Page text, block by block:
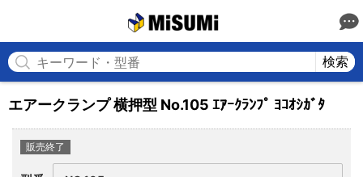
検索
エアークランプ 横押型 No.105 ｴｱｰｸﾗﾝﾌﾟ ﾖｺｵｼｶﾞﾀ
販売終了